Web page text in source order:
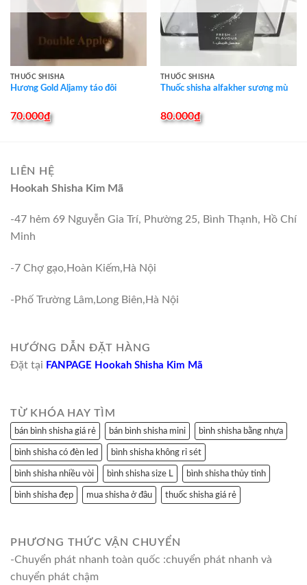
THUỐC SHISHA
Hương Gold Aljamy táo đôi
70.000₫
THUỐC SHISHA
Thuốc shisha alfakher sương mù
80.000₫
LIÊN HỆ
Hookah Shisha Kim Mã
-47 hẻm 69 Nguyễn Gia Trí, Phường 25, Bình Thạnh, Hồ Chí
Minh
-7 Chợ gạo,Hoàn Kiếm,Hà Nội
-Phố Trường Lâm,Long Biên,Hà Nội
HƯỚNG DẪN ĐẶT HÀNG
Đặt tại FANPAGE Hookah Shisha Kim Mã
TỪ KHÓA HAY TÌM
bán bình shisha giá rẻ bán bình shisha mini bình shisha bằng nhựa
bình shisha có đèn led bình shisha không rỉ sét
bình shisha nhiều vòi bình shisha size L bình shisha thủy tinh
bình shisha đẹp mua shisha ở đâu thuốc shisha giá rẻ
PHƯƠNG THỨC VẬN CHUYỂN
-Chuyển phát nhanh toàn quốc :chuyển phát nhanh và
chuyển phát chậm